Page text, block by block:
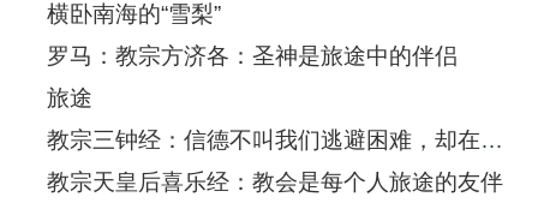
横卧南海的“雪梨”
罗马：教宗方济各：圣神是旅途中的伴侣
旅途
教宗三钟经：信德不叫我们逃避困难，却在人生旅途中提供支持
教宗天皇后喜乐经：教会是每个人旅途的友伴